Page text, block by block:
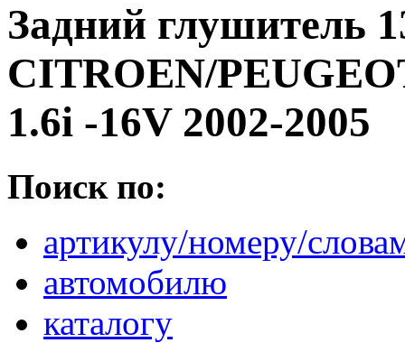
Задний глушитель
CITROEN/
1.6i -16V 2002-2005
Поиск по:
артикулу/номеру/
автомобилю
каталогу